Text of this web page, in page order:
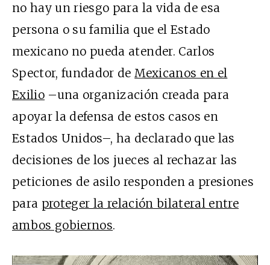
no hay un riesgo para la vida de esa
persona o su familia que el Estado
mexicano no pueda atender. Carlos
Spector, fundador deMexicanos en el
Exilio –una organización creada para
apoyar la defensa de estos casos en
Estados Unidos–, ha declarado que las
decisiones de los jueces al rechazar las
peticiones de asilo responden a presiones
para proteger la relación bilateral entre
ambos gobiernos.